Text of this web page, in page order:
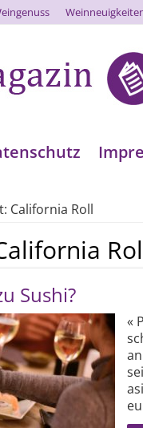
California Roll
Sushi?
«